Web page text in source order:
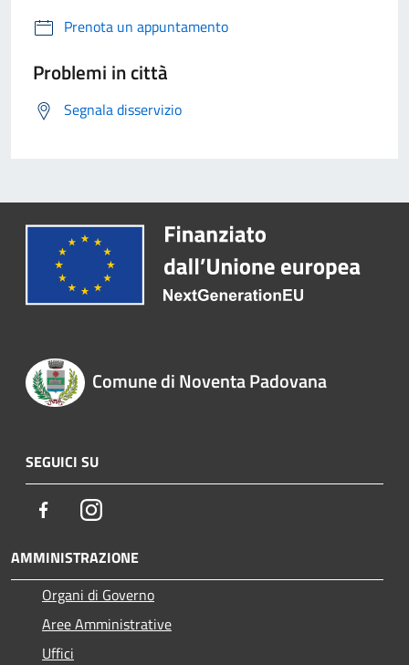
Prenota un appuntamento
Problemi in città
Segnala disservizio
Comune di Noventa Padovana
SEGUICI SU
FacebookInstagram
AMMINISTRAZIONE
Organi di Governo
Aree Amministrative
Uffici